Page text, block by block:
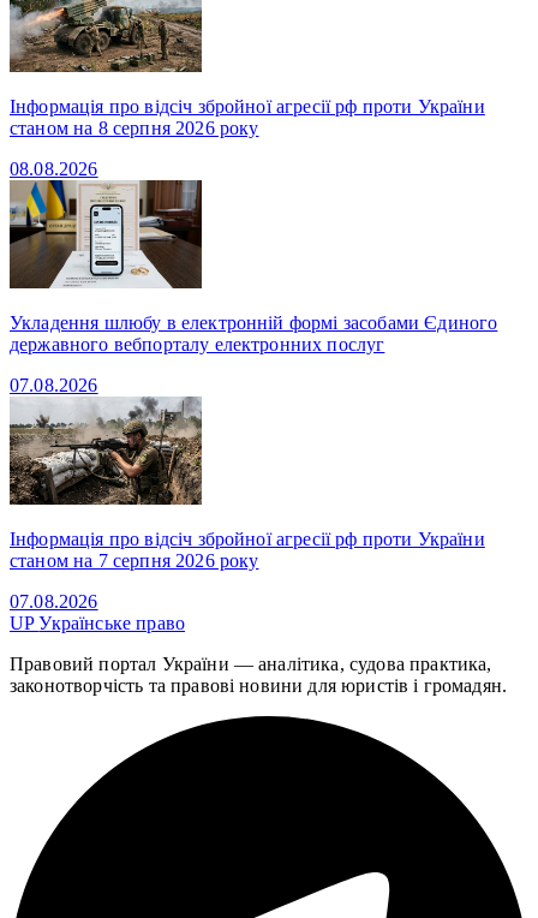
Інформація про відсіч збройної агресії рф проти України
станом на 8 серпня 2026 року
08.08.2026
Укладення шлюбу в електронній формі засобами Єдиного
державного вебпорталу електронних послуг
07.08.2026
Інформація про відсіч збройної агресії рф проти України
станом на 7 серпня 2026 року
07.08.2026
UPУкраїнське право
Правовий портал України — аналітика, судова практика,
законотворчість та правові новини для юристів і громадян.